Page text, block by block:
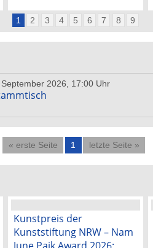
1 2 3 4 5 6 7 8 9
2026, 17:00 Uhr
« erste Seite 1 letzte Seite »
Kunstpreis der
Kunststiftung NRW – Nam